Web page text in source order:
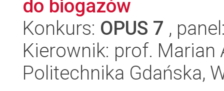
do biogazów
Konkurs: OPUS 7 ,
Kierownik: prof. Marian
Politechnika Gdańska,